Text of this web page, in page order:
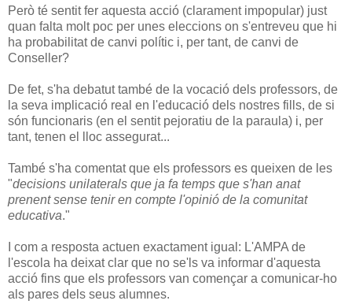
Però té sentit fer aquesta acció (clarament impopular) just
quan falta molt poc per unes eleccions on s'entreveu que hi
ha probabilitat de canvi polític i, per tant, de canvi de
Conseller?
De fet, s'ha debatut també de la vocació dels professors, de
la seva implicació real en l'educació dels nostres fills, de si
són funcionaris (en el sentit pejoratiu de la paraula) i, per
tant, tenen el lloc assegurat...
També s'ha comentat que els professors es queixen de les
"decisions unilaterals que ja fa temps que s'han anat
prenent sense tenir en compte l'opinió de la comunitat
educativa."
I com a resposta actuen exactament igual: L'AMPA de
l'escola ha deixat clar que no se'ls va informar d'aquesta
acció fins que els professors van començar a comunicar-ho
als pares dels seus alumnes.